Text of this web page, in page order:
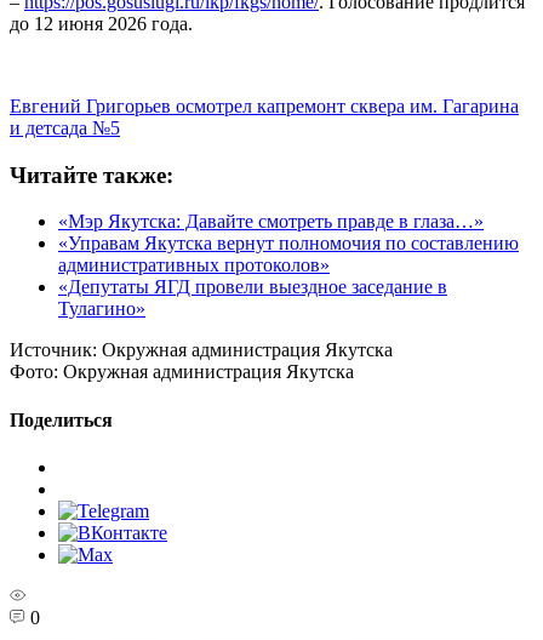
до 12 июня 2026 года.
Евгений Григорьев осмотрел капремонт сквера им. Гагарина
и детсада №5
Читайте также:
«Мэр Якутска: Давайте смотреть правде в глаза…»
«Управам Якутска вернут полномочия по составлению
административных протоколов»
«Депутаты ЯГД провели выездное заседание в
Тулагино»
Источник: Окружная администрация Якутска
Фото: Окружная администрация Якутска
Поделиться
0